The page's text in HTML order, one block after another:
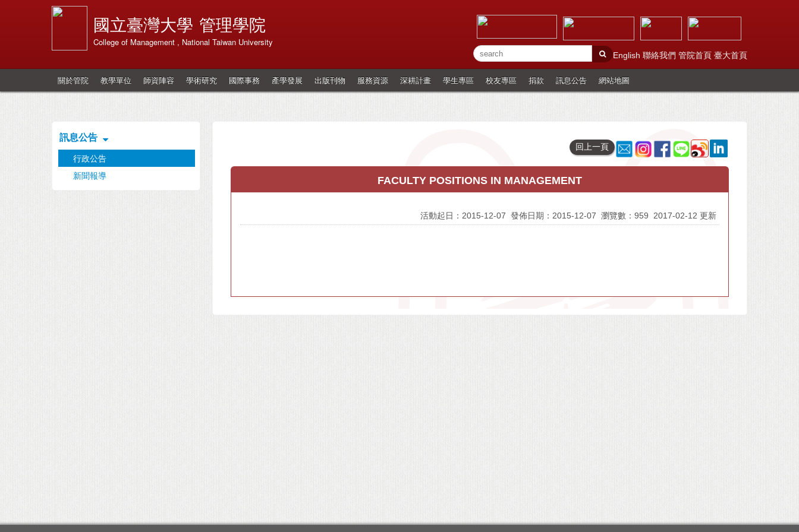
國立臺灣大學 管理學院
College of Management , National Taiwan University
English 聯絡我們 管院首頁 臺大首頁
關於管院 教學單位 師資陣容 學術研究 國際事務 產學發展 出版刊物 服務資源 深耕計畫 學生專區 校友專區 捐款 訊息公告 網站地圖
訊息公告
行政公告
新聞報導
回上一頁
FACULTY POSITIONS IN MANAGEMENT
活動起日：2015-12-07 發佈日期：2015-12-07 瀏覽數：959 2017-02-12 更新